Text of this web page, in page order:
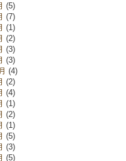
(5)
(7)
(1)
(2)
(3)
(3)
(4)
(2)
(4)
(1)
(2)
(1)
(5)
(3)
(5)